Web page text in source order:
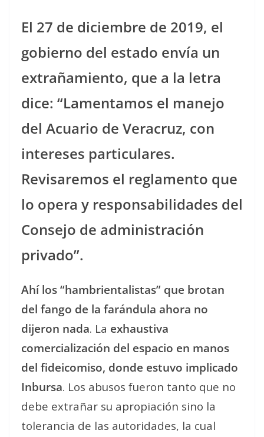
El 27 de diciembre de 2019, el
gobierno del estado envía un
extrañamiento, que a la letra
dice: “Lamentamos el manejo
del Acuario de Veracruz, con
intereses particulares.
Revisaremos el reglamento que
lo opera y responsabilidades del
Consejo de administración
privado”.
Ahí los “hambrientalistas” que brotan
del fango de la farándula ahora no
dijeron nada. La exhaustiva
comercialización del espacio en manos
del fideicomiso, donde estuvo implicado
Inbursa. Los abusos fueron tanto que no
debe extrañar su apropiación sino la
tolerancia de las autoridades, la cual